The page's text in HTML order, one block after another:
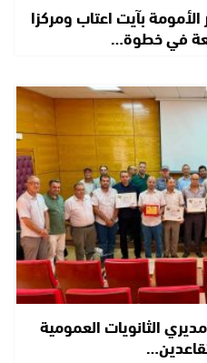
بآيت اعتاب ومركزا
في خطوة…
الثانويات العمومية